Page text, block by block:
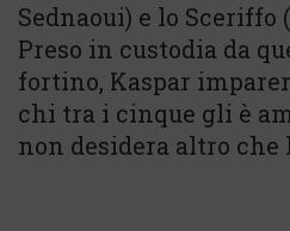
Sednaoui) e lo Sceriffo
Preso in custodia da
fortino, Kaspar
chi tra i cinque gli è
non desidera altro che